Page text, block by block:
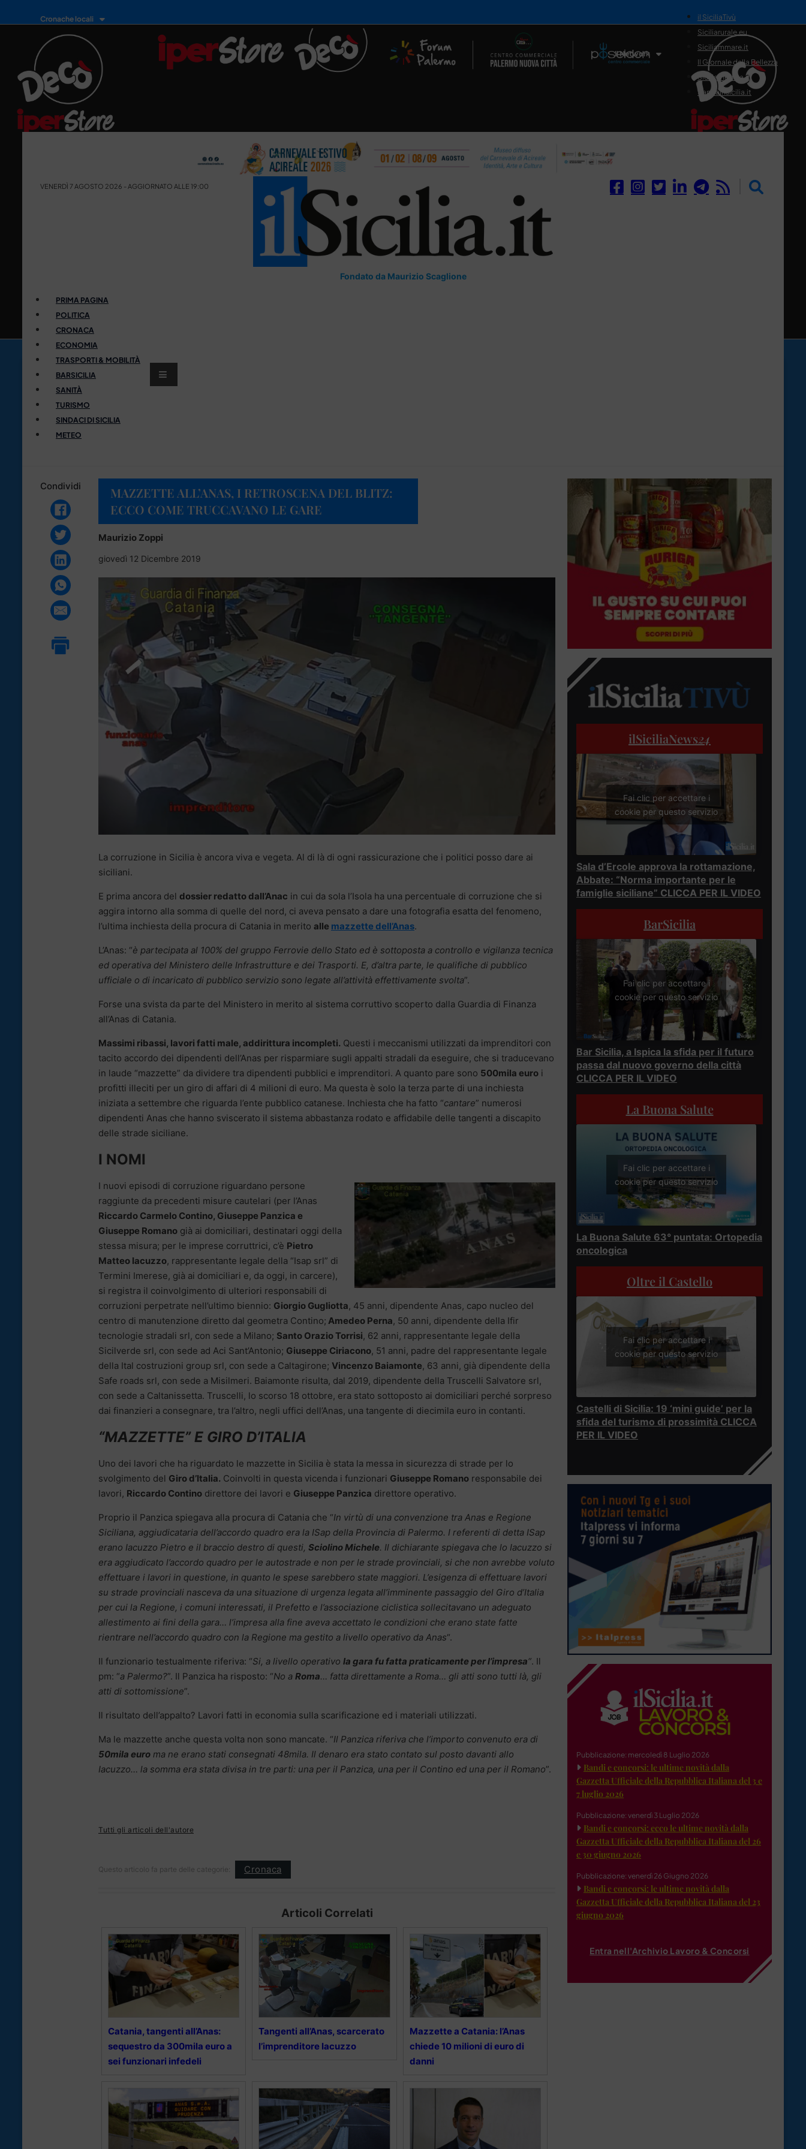
Cronache locali
Il Network
il SiciliaTivù
Siciliarurale.eu
Siciliammare.it
Il Giornale della Bellezza
Siciliamedica.it
Sanitainsicilia.it
VENERDÌ 7 AGOSTO 2026 - AGGIORNATO ALLE 19:00
Fondato da Maurizio Scaglione
PRIMA PAGINA
POLITICA
CRONACA
ECONOMIA
TRASPORTI & MOBILITÀ
BARSICILIA
SANITÀ
TURISMO
SINDACI DI SICILIA
METEO
Condividi
MAZZETTE ALL’ANAS, I RETROSCENA DEL BLITZ:
ECCO COME TRUCCAVANO LE GARE
Maurizio Zoppi
giovedì 12 Dicembre 2019
La corruzione in Sicilia è ancora viva e vegeta. Al di là di ogni rassicurazione che i politici posso dare ai
siciliani.
E prima ancora del dossier redatto dall’Anac in cui da sola l’Isola ha una percentuale di corruzione che si
aggira intorno alla somma di quelle del nord, ci aveva pensato a dare una fotografia esatta del fenomeno,
l’ultima inchiesta della procura di Catania in merito alle mazzette dell’Anas.
L’Anas: “è partecipata al 100% del gruppo Ferrovie dello Stato ed è sottoposta a controllo e vigilanza tecnica
ed operativa del Ministero delle Infrastrutture e dei Trasporti. E, d’altra parte, le qualifiche di pubblico
ufficiale o di incaricato di pubblico servizio sono legate all’attività effettivamente svolta”.
Forse una svista da parte del Ministero in merito al sistema corruttivo scoperto dalla Guardia di Finanza
all’Anas di Catania.
Massimi ribassi, lavori fatti male, addirittura incompleti. Questi i meccanismi utilizzati da imprenditori con
tacito accordo dei dipendenti dell’Anas per risparmiare sugli appalti stradali da eseguire, che si traducevano
in laude “mazzette” da dividere tra dipendenti pubblici e imprenditori. A quanto pare sono 500mila euro i
profitti illeciti per un giro di affari di 4 milioni di euro. Ma questa è solo la terza parte di una inchiesta
iniziata a settembre che riguarda l’ente pubblico catanese. Inchiesta che ha fatto “cantare” numerosi
dipendenti Anas che hanno sviscerato il sistema abbastanza rodato e affidabile delle tangenti a discapito
delle strade siciliane.
I NOMI
I nuovi episodi di corruzione riguardano persone
raggiunte da precedenti misure cautelari (per l’Anas
Riccardo Carmelo Contino, Giuseppe Panzica e
Giuseppe Romano già ai domiciliari, destinatari oggi della
stessa misura; per le imprese corruttrici, c’è Pietro
Matteo Iacuzzo, rappresentante legale della “Isap srl” di
Termini Imerese, già ai domiciliari e, da oggi, in carcere),
si registra il coinvolgimento di ulteriori responsabili di
corruzioni perpetrate nell’ultimo biennio: Giorgio Gugliotta, 45 anni, dipendente Anas, capo nucleo del
centro di manutenzione diretto dal geometra Contino; Amedeo Perna, 50 anni, dipendente della Ifir
tecnologie stradali srl, con sede a Milano; Santo Orazio Torrisi, 62 anni, rappresentante legale della
Sicilverde srl, con sede ad Aci Sant’Antonio; Giuseppe Ciriacono, 51 anni, padre del rappresentante legale
della Ital costruzioni group srl, con sede a Caltagirone; Vincenzo Baiamonte, 63 anni, già dipendente della
Safe roads srl, con sede a Misilmeri. Baiamonte risulta, dal 2019, dipendente della Truscelli Salvatore srl,
con sede a Caltanissetta. Truscelli, lo scorso 18 ottobre, era stato sottoposto ai domiciliari perché sorpreso
dai finanzieri a consegnare, tra l’altro, negli uffici dell’Anas, una tangente di diecimila euro in contanti.
“MAZZETTE” E GIRO D’ITALIA
Uno dei lavori che ha riguardato le mazzette in Sicilia è stata la messa in sicurezza di strade per lo
svolgimento del Giro d’Italia. Coinvolti in questa vicenda i funzionari Giuseppe Romano responsabile dei
lavori, Riccardo Contino direttore dei lavori e Giuseppe Panzica direttore operativo.
Proprio il Panzica spiegava alla procura di Catania che “In virtù di una convenzione tra Anas e Regione
Siciliana, aggiudicataria dell’accordo quadro era la ISap della Provincia di Palermo. I referenti di detta ISap
erano Iacuzzo Pietro e il braccio destro di questi, Sciolino Michele. Il dichiarante spiegava che lo Iacuzzo si
era aggiudicato l’accordo quadro per le autostrade e non per le strade provinciali, si che non avrebbe voluto
effettuare i lavori in questione, in quanto le spese sarebbero state maggiori. L’esigenza di effettuare lavori
su strade provinciali nasceva da una situazione di urgenza legata all’imminente passaggio del Giro d’Italia
per cui la Regione, i comuni interessati, il Prefetto e l’associazione ciclistica sollecitavano un adeguato
allestimento ai fini della gara… l’impresa alla fine aveva accettato le condizioni che erano state fatte
rientrare nell’accordo quadro con la Regione ma gestito a livello operativo da Anas“.
Il funzionario testualmente riferiva: “Si, a livello operativo la gara fu fatta praticamente per l’impresa“. Il
pm: “a Palermo?”. Il Panzica ha risposto: “No a Roma… fatta direttamente a Roma… gli atti sono tutti là, gli
atti di sottomissione”.
Il risultato dell’appalto? Lavori fatti in economia sulla scarificazione ed i materiali utilizzati.
Ma le mazzette anche questa volta non sono mancate. “Il Panzica riferiva che l’importo convenuto era di
50mila euro ma ne erano stati consegnati 48mila. Il denaro era stato contato sul posto davanti allo
Iacuzzo… la somma era stata divisa in tre parti: una per il Panzica, una per il Contino ed una per il Romano”.
Tutti gli articoli dell'autore
Questo articolo fa parte delle categorie: Cronaca
Articoli Correlati
Catania, tangenti all’Anas:
sequestro da 300mila euro a
sei funzionari infedeli
Tangenti all’Anas, scarcerato
l’imprenditore Iacuzzo
Mazzette a Catania: l’Anas
chiede 10 milioni di euro di
danni
ilSiciliaNews24
Fai clic per accettare i
cookie per questo servizio
Sala d’Ercole approva la rottamazione,
Abbate: “Norma importante per le
famiglie siciliane” CLICCA PER IL VIDEO
BarSicilia
Fai clic per accettare i
cookie per questo servizio
Bar Sicilia, a Ispica la sfida per il futuro
passa dal nuovo governo della città
CLICCA PER IL VIDEO
La Buona Salute
Fai clic per accettare i
cookie per questo servizio
La Buona Salute 63° puntata: Ortopedia
oncologica
Oltre il Castello
Fai clic per accettare i
cookie per questo servizio
Castelli di Sicilia: 19 ‘mini guide’ per la
sfida del turismo di prossimità CLICCA
PER IL VIDEO
Pubblicazione: mercoledì 8 Luglio 2026
Bandi e concorsi: le ultime novità dalla
Gazzetta Ufficiale della Repubblica Italiana del 3 e
7 luglio 2026
Pubblicazione: venerdì 3 Luglio 2026
Bandi e concorsi: ecco le ultime novità dalla
Gazzetta Ufficiale della Repubblica Italiana del 26
e 30 giugno 2026
Pubblicazione: venerdì 26 Giugno 2026
Bandi e concorsi: le ultime novità dalla
Gazzetta Ufficiale della Repubblica Italiana del 23
giugno 2026
Entra nell'Archivio Lavoro & Concorsi